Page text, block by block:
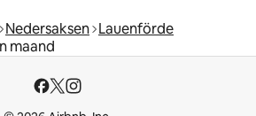
Nedersaksen Lauenförde
maand